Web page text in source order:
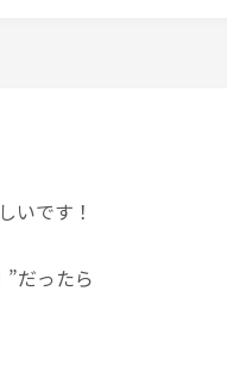
いです！
だったら